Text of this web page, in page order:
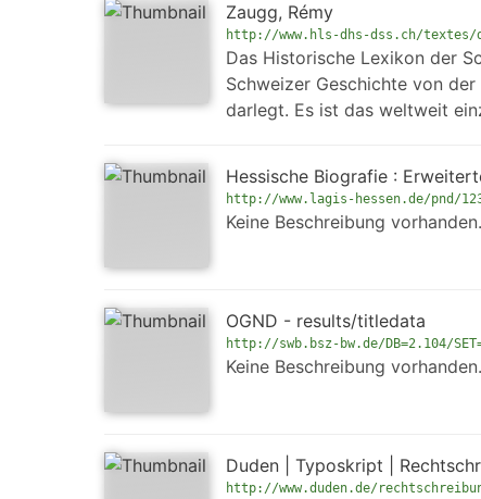
Zaugg, Rémy
http://www.hls-dhs-dss.ch/textes/
Das Historische Lexikon der
Schweizer Geschichte von
darlegt. Es ist das weltweit
Hessische Biografie :
http://www.lagis-hessen.de/pnd/
Keine Beschreibung vorhanden.
OGND - results/titledata
http://swb.bsz-bw.de/DB=2.104/SET=1/
Keine Beschreibung vorhanden.
Duden | Typoskript |
http://www.duden.de/